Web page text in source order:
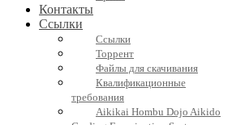
Контакты
Ссылки
Ссылки
Торрент
Файлы для скачивания
Квалификационные
требования
Aikikai Hombu Dojo Aikido